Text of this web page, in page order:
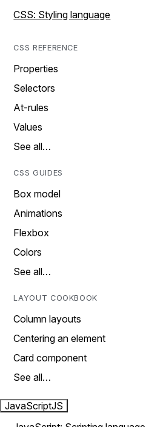
CSS: Styling language
CSS REFERENCE
Properties
Selectors
At-rules
Values
See all…
CSS GUIDES
Box model
Animations
Flexbox
Colors
See all…
LAYOUT COOKBOOK
Column layouts
Centering an element
Card component
See all…
JavaScriptJS